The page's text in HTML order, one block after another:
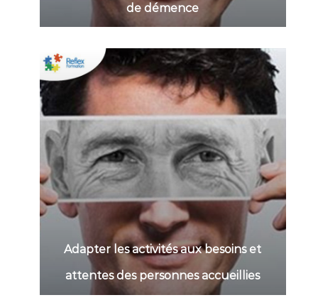
de démence
Adapter les activités aux besoins et
attentes des personnes accueillies